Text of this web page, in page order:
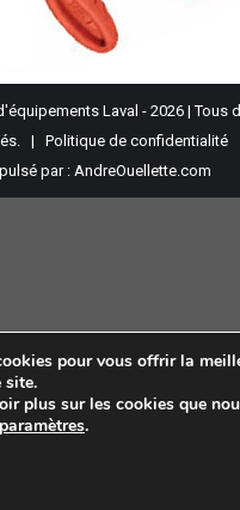
Laval - 2026 | Tous
| Politique de confidentialité
par : AndreOuellette.com
pour vous offrir la
site.
plus sur les cookies que
paramètres.